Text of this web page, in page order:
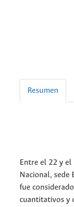
Resumen
Entre el 22 y
Nacional, sede
fue
cuantitativos y